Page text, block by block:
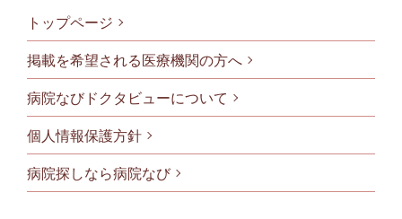
フッタメニ
トップページ
掲載を希望される医療機関の方へ
病院なびドクタビューについて
個人情報保護方針
病院探しなら病院なび